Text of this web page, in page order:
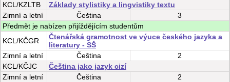
KCL/KZLTB
Základy stylistiky a lingvistiky textu
Zimní a letní Čeština
3
Předmět je nabízen přijíždějícím studentům
KCL/KČGR
Čtenářská gramotnost ve výuce českého jazyka a
literatury - SŠ
Zimní a letní Čeština
2
KCL/KČJC
Čeština jako jazyk cizí
Zimní a letní Čeština
2